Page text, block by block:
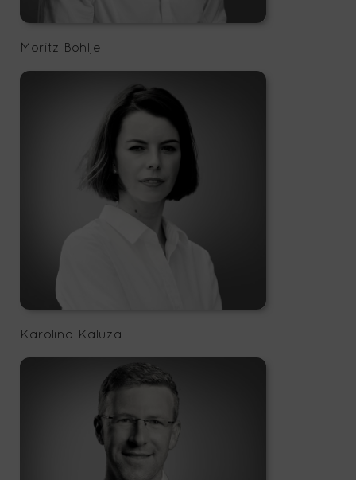
Moritz Bohlje
Karolina Kaluza
office@storescouts.de
Karolina Kaluza
Martin Böttcher